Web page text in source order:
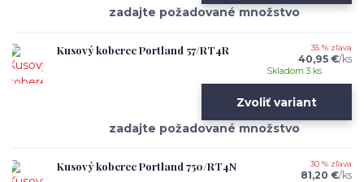
Kusový koberec Portland 57/RT4R 35 % zľava
40,95 €/ks
Skladom 3 ks
Zvoliť variant
Kusový koberec Portland 750/RT4N 30 % zľava
81,20 €/ks